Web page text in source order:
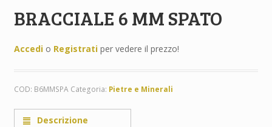
BRACCIALE 6 MM SPATO
Accedio Registratiper vedere il prezzo!
COD: B6MMSPA Categoria: Pietre e Minerali
Descrizione